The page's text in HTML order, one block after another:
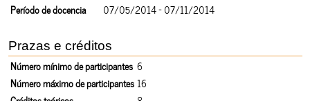
Período de docencia
07/05/2014 - 07/11/2014
Prazas e créditos
Número mínimo de participantes 6
Número máximo de participantes 16